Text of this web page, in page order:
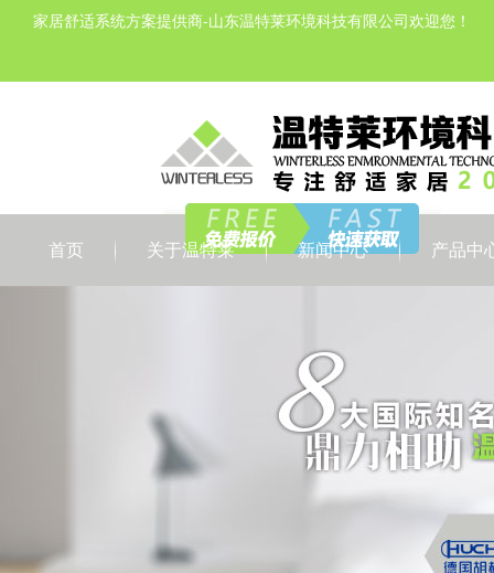
家居舒适系统方案提供商-山东温特莱环境科技有限公司欢迎您！
首页 关于温特莱 新闻中心 产品中